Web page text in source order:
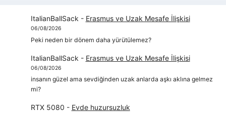
ItalianBallSack - Erasmus ve Uzak Mesafe İlişkisi
06/08/2026
Peki neden bir dönem daha yürütülemez?
ItalianBallSack - Erasmus ve Uzak Mesafe İlişkisi
06/08/2026
insanın güzel ama sevdiğinden uzak anlarda aşkı aklına gelmez
mi?
RTX 5080 - Evde huzursuzluk